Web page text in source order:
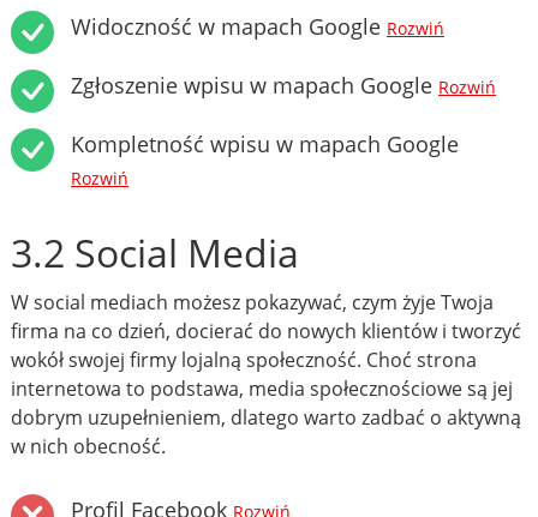
Widoczność w mapach Google Rozwiń
Zgłoszenie wpisu w mapach Google Rozwiń
Kompletność wpisu w mapach Google
Rozwiń
3.2 Social Media
W social mediach możesz pokazywać, czym żyje Twoja
firma na co dzień, docierać do nowych klientów i tworzyć
wokół swojej firmy lojalną społeczność. Choć strona
internetowa to podstawa, media społecznościowe są jej
dobrym uzupełnieniem, dlatego warto zadbać o aktywną
w nich obecność.
Profil Facebook